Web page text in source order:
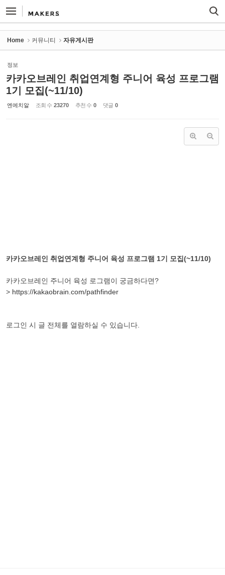
Home 커뮤니티 자유게시판
정보
카카오브레인 취업연계형 주니어 육성 프로그램
1기 모집(~11/10)
엔에치알 조회 수 23270 추천 수 0 댓글 0
카카오브레인 취업연계형 주니어 육성 프로그램 1기 모집(~11/10)
카카오브레인 주니어 육성 로그램이 궁금하다면?
> https://kakaobrain.com/pathfinder
로그인 시 글 전체를 열람하실 수 있습니다.